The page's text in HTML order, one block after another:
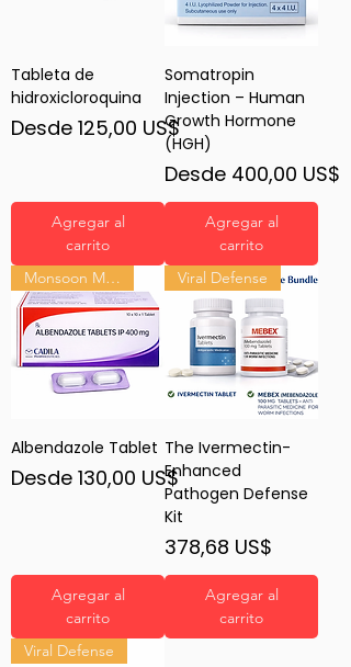
Tableta de
hidroxicloroquina
Desde 125,00 US$
Precio de oferta
Agregar al
carrito
Somatropin
Injection – Human
Growth Hormone
(HGH)
Desde 400,00 US$
Precio de oferta
Agregar al
carrito
Monsoon Must-Have
Albendazole Tablet
Desde 130,00 US$
Precio de oferta
Agregar al
carrito
Viral Defense
The Ivermectin-
Enhanced
Pathogen Defense
Kit
Precio
378,68 US$
Agregar al
carrito
Viral Defense